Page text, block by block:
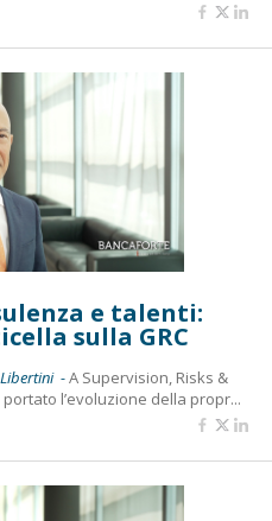
e talenti:
sulla GRC
-A Supervision, Risks &
l’evoluzione della propr...